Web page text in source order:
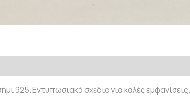
925. Εντυπωσιακό σχέδιο για καλές εμφανίσεις.